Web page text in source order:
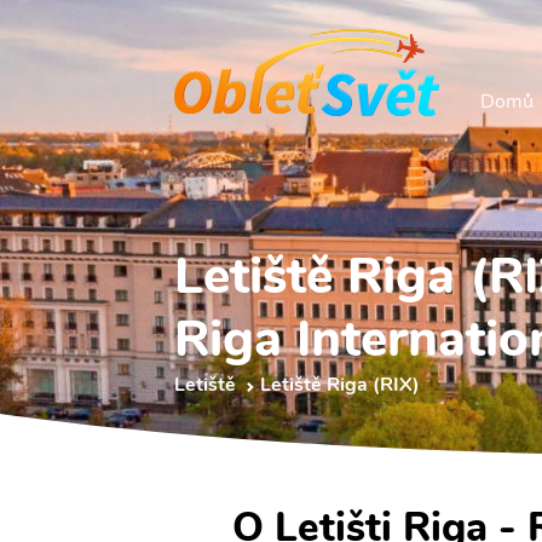
Domů
Letiště Riga
Riga
Letiště Letiště Riga (RIX)
O Letišti Riga -